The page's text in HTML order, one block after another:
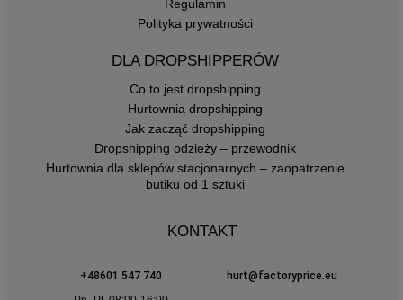
Regulamin
Polityka prywatności
DLA DROPSHIPPERÓW
Co to jest dropshipping
Hurtownia dropshipping
Jak zacząć dropshipping
Dropshipping odzieży – przewodnik
Hurtownia dla sklepów stacjonarnych – zaopatrzenie
butiku od 1 sztuki
KONTAKT
+48601 547 740
hurt@factoryprice.eu